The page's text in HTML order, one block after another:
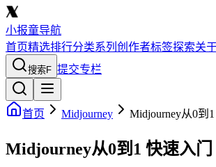
小报童导航
首页精选排行分类系列 创作者标签探索关
搜索F 提交专栏
首页 Midjourney Midjourney从0到1
Midjourney从0到1 快速入门